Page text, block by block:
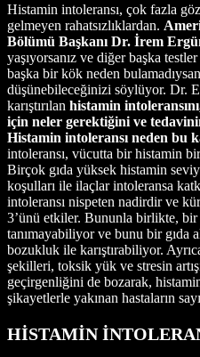
Histamin intoleransı, çok fazla
gelmeyen rahatsızlıklardan.
Bölümü Başkanı Dr. İrem
yaşıyorsanız ve diğer başka
başka bir kök neden
düşünebileceğinizi söylüyor. Dr.
karıştırılan histamin
için neler gerektiğini ve
Histamin intoleransı neden bu
intoleransı, vücutta bir histamin
Birçok gıda yüksek histamin
koşulları ile ilaçlar intoleransa
intoleransı nispeten nadirdir ve
3’ünü etkiler. Bununla birlikte,
tanımayabiliyor ve bunu bir gıda
bozukluk ile karıştırabiliyor.
şekilleri, toksik yük ve stresin
geçirgenliğini de bozarak,
şikayetlerle yakınan hastaların
HİSTAMİN